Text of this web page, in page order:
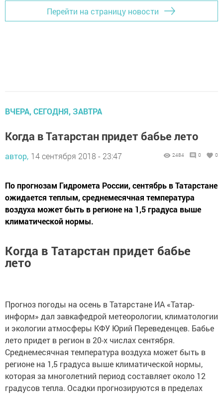
Перейти на страницу новости
ВЧЕРА, СЕГОДНЯ, ЗАВТРА
Когда в Татарстан придет бабье лето
автор, 14 сентября 2018 - 23:47 2484 0 0
По прогнозам Гидромета России, сентябрь в Татарстане
ожидается теплым, среднемесячная температура
воздуха может быть в регионе на 1,5 градуса выше
климатической нормы.
Когда в Татарстан придет бабье
лето
Прогноз погоды на осень в Татарстане ИА «Татар-
информ» дал завкафедрой метеорологии, климатологии
и экологии атмосферы КФУ Юрий Переведенцев. Бабье
лето придет в регион в 20-х числах сентября.
Среднемесячная температура воздуха может быть в
регионе на 1,5 градуса выше климатической нормы,
которая за многолетний период составляет около 12
градусов тепла. Осадки прогнозируются в пределах